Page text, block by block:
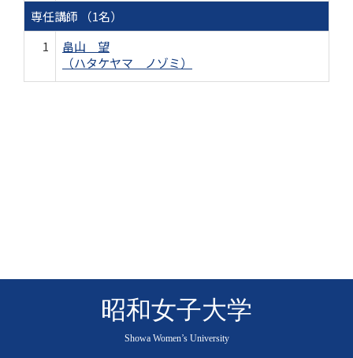
専任講師 （1名）
1
畠山 望
（ハタケヤマ ノゾミ）
昭和女子大学
Showa Women’s University